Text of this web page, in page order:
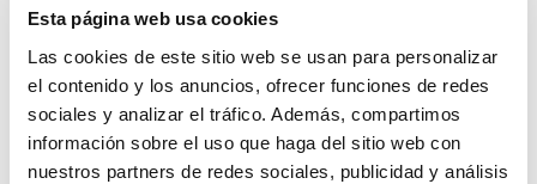
Esta página web usa cookies
Las cookies de este sitio web se usan para personalizar
el contenido y los anuncios, ofrecer funciones de redes
sociales y analizar el tráfico. Además, compartimos
información sobre el uso que haga del sitio web con
nuestros partners de redes sociales, publicidad y análisis
¿Has olvidado tu contraseña?